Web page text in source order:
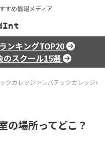
すめ情報メディア
ンキングTOP20
のスクール15選
クカレッジ > レバテックカレッジの
の場所ってどこ？